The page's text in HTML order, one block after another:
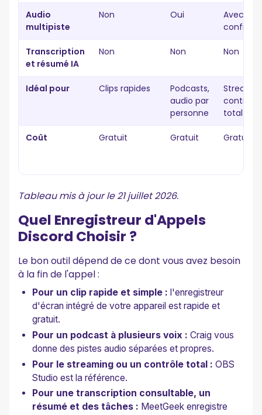
Audio
multipiste
Non Oui
Avec
Transcription
et résumé IA
Non Non Non
Idéal pour Clips rapides
Podcasts,
audio par
personne
contrôle
total
Coût Gratuit Gratuit Gratuit
Tableau mis à jour le 21 juillet 2026.
Quel Enregistreur d'Appels
Discord Choisir ?
Le bon outil dépend de ce dont vous avez besoin
à la fin de l'appel :
Pour un clip rapide et simple : l'enregistreur
d'écran intégré de votre appareil est rapide et
gratuit.
Pour un podcast à plusieurs voix : Craig vous
donne des pistes audio séparées et propres.
Pour le streaming ou un contrôle total : OBS
Studio est la référence.
Pour une transcription consultable, un
résumé et des tâches : MeetGeek enregistre